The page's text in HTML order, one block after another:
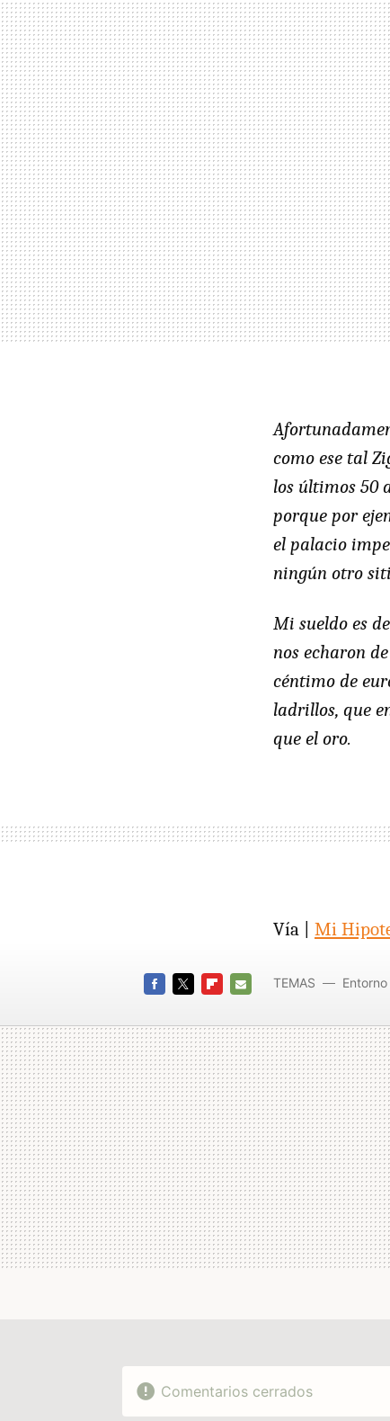
como ese tal
los últimos 50
porque por
el palacio
ningún otro
Mi sueldo es
nos echaron
céntimo de
ladrillos, que
que el oro.
Vía | Mi
MAIL
TEMAS Entorno
Comentarios cerrados